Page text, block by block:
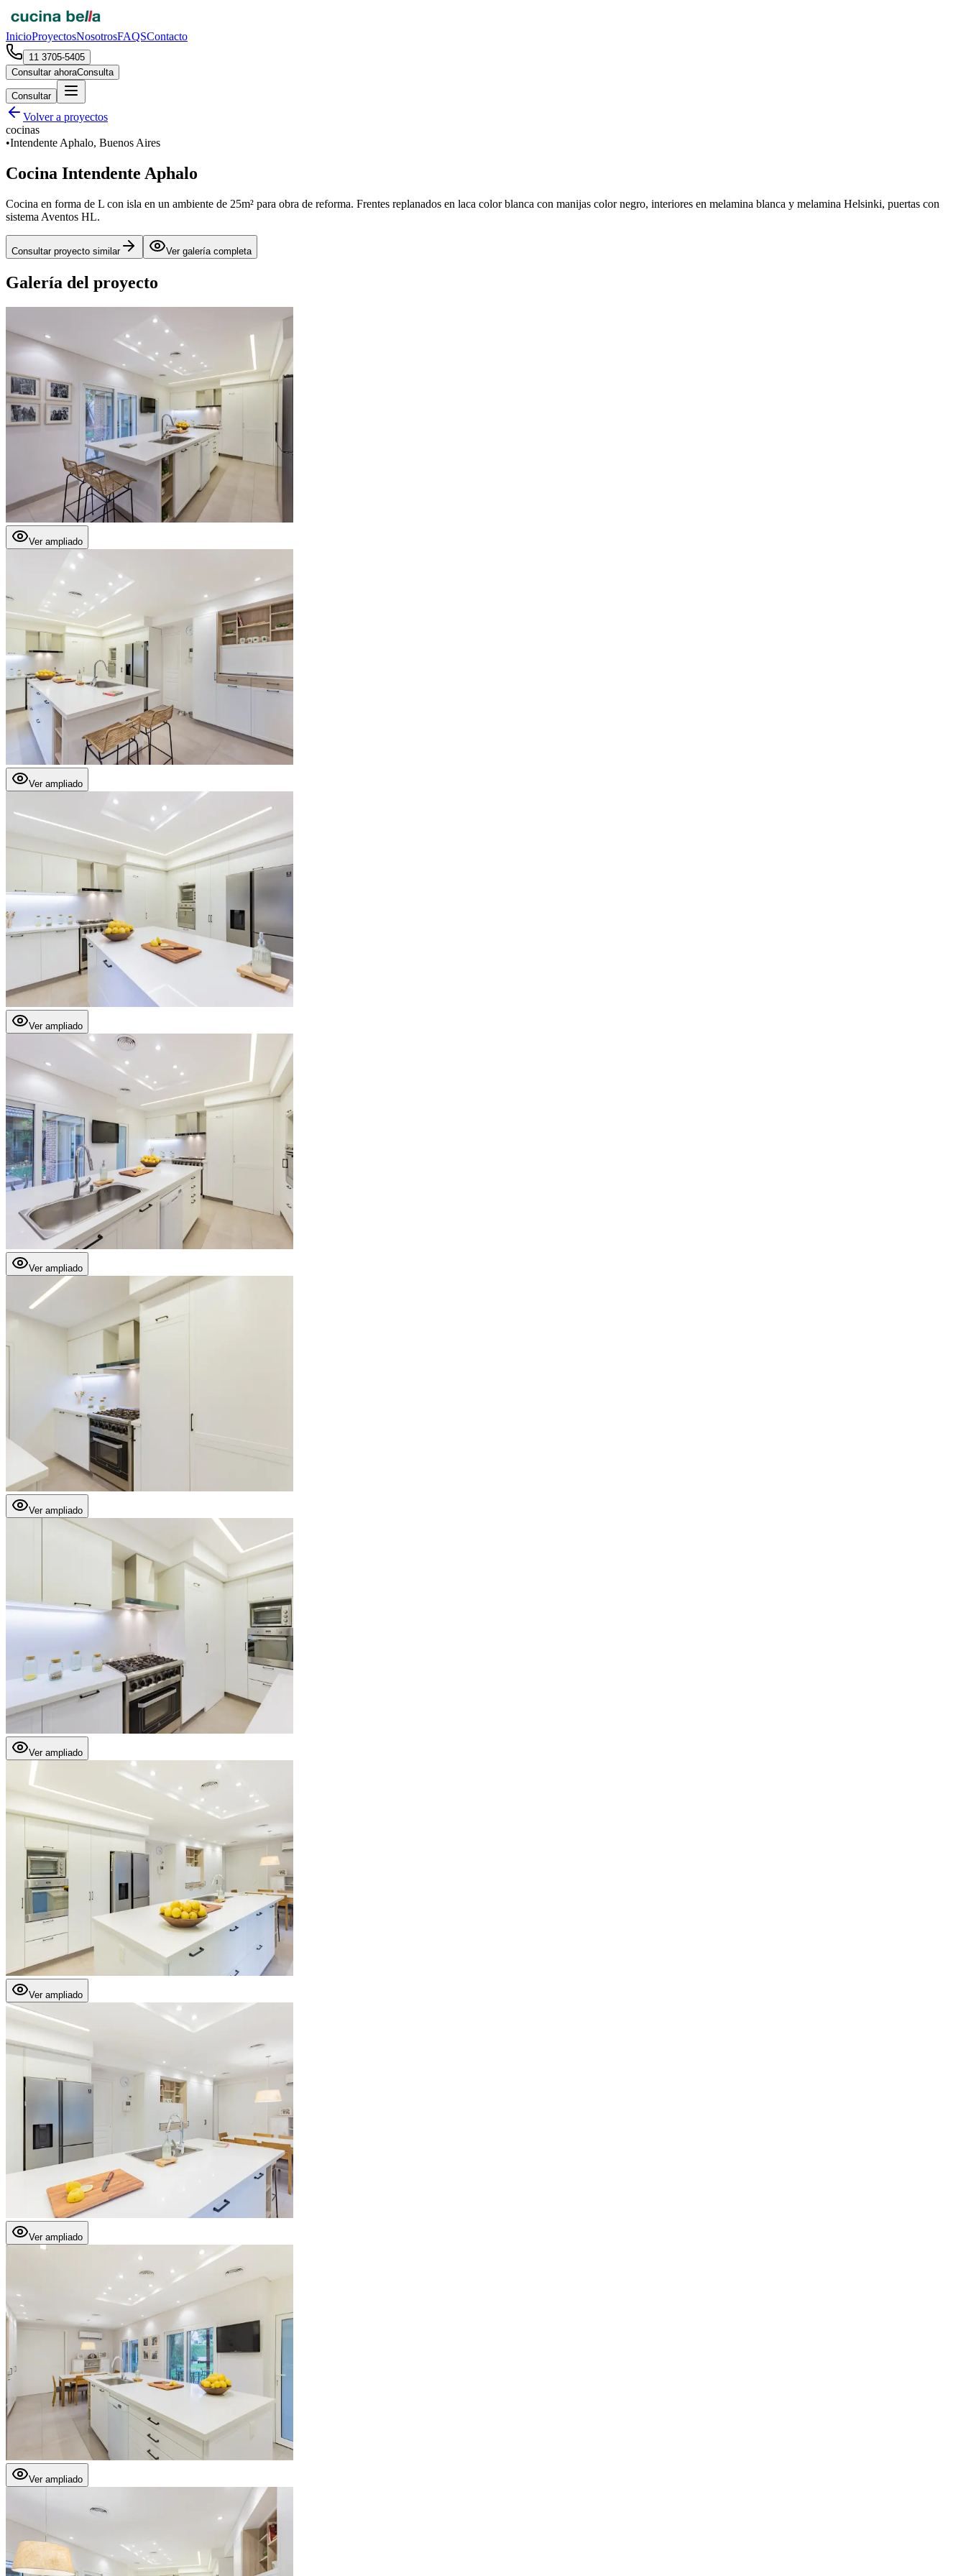
InicioProyectosNosotrosFAQSContacto
11 3705-5405
Consultar ahoraConsulta
Consultar
Volver a proyectos
cocinas
•Intendente Aphalo, Buenos Aires
Cocina Intendente Aphalo
Cocina en forma de L con isla en un ambiente de 25m² para obra de reforma. Frentes replanados en laca color blanca con manijas color negro, interiores en melamina blanca y melamina Helsinki, puertas con
sistema Aventos HL.
Consultar proyecto similar Ver galería completa
Galería del proyecto
Ver ampliado
Ver ampliado
Ver ampliado
Ver ampliado
Ver ampliado
Ver ampliado
Ver ampliado
Ver ampliado
Ver ampliado